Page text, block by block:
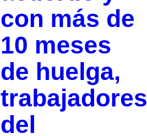
con más de
10 meses
de huelga,
trabajadores
del